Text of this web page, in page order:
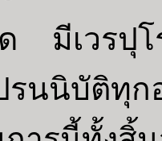
มีเวรปุโ
นนิบัติทุก